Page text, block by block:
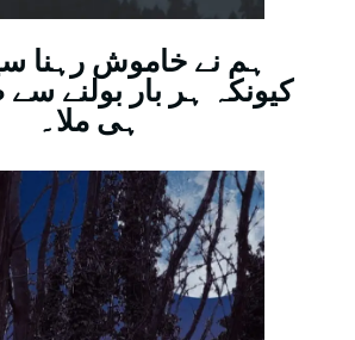
ہم نے خاموش رہنا
کیونکہ ہر بار بولنے
ہی ملا۔